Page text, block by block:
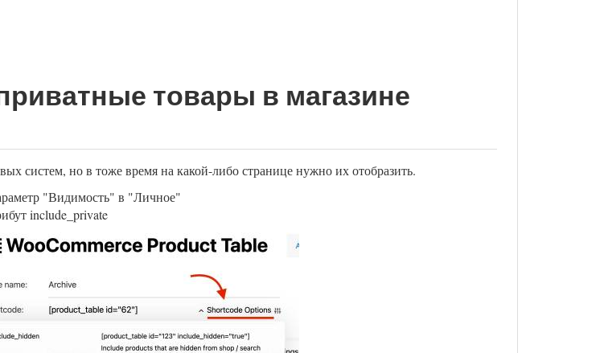
товары в магазине
систем, но в тоже время на какой-либо странице нужно их отобразить.
"Видимость" в "Личное"
include_private